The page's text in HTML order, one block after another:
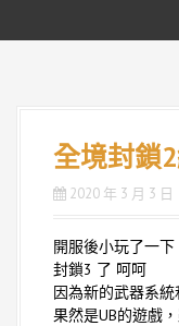
全境封鎖
2020 年 3 月 3 日
開服後小玩了一
封鎖3 了 呵呵
因為新的武器系
果然是UB的遊戲